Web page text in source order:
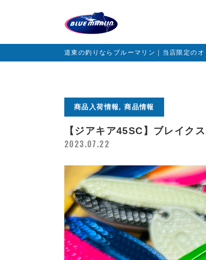
道東の釣りならブルーマリン｜当店限定の
商品入荷情報, 商品情報
【ジアキア45SC】ブレイク
2023.07.22